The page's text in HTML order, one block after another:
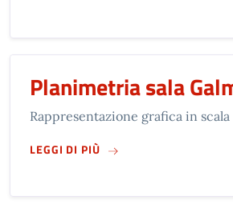
Planimetria sala
Rappresentazione grafica in scala
LEGGI DI PIÙSUPLANIMETRIA SALA